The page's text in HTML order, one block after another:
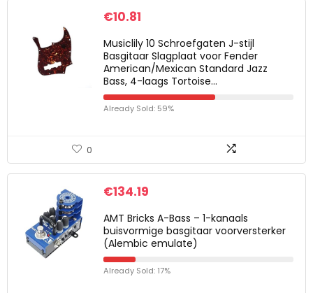
€10.81
Musiclily 10 Schroefgaten J-stijl
Basgitaar Slagplaat voor Fender
American/Mexican Standard Jazz
Bass, 4-laags Tortoise…
Already Sold: 59%
0
€134.19
AMT Bricks A-Bass – 1-kanaals
buisvormige basgitaar voorversterker
(Alembic emulate)
Already Sold: 17%